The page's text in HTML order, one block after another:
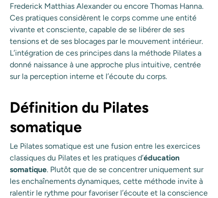
Frederick Matthias Alexander ou encore Thomas Hanna.
Ces pratiques considèrent le corps comme une entité
vivante et consciente, capable de se libérer de ses
tensions et de ses blocages par le mouvement intérieur.
L’intégration de ces principes dans la méthode Pilates a
donné naissance à une approche plus intuitive, centrée
sur la perception interne et l’écoute du corps.
Définition du Pilates
somatique
Le Pilates somatique est une fusion entre les exercices
classiques du Pilates et les pratiques d’éducation
somatique. Plutôt que de se concentrer uniquement sur
les enchaînements dynamiques, cette méthode invite à
ralentir le rythme pour favoriser l’écoute et la conscience